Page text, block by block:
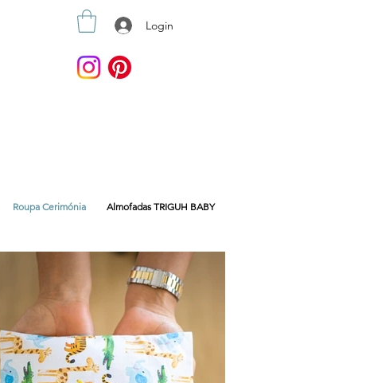
Login
Roupa Cerimónia Almofadas TRIGUH BABY